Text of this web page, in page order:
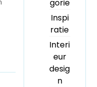
gorie
Inspi
ratie
Interi
eur
desig
n